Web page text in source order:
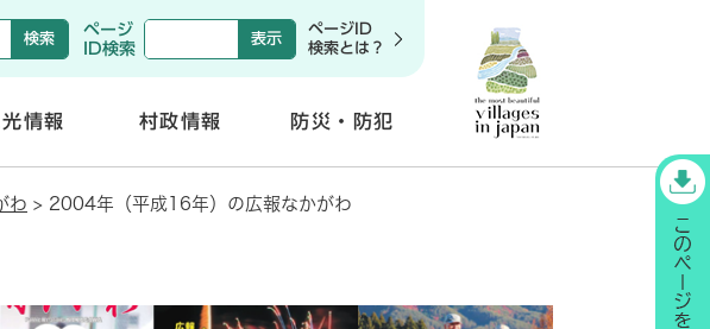
ページ
ID検索
ページID
検索とは？
情報 村政情報
く
防災・防犯
く
わ > 2004年（平成16年）の広報なかがわ